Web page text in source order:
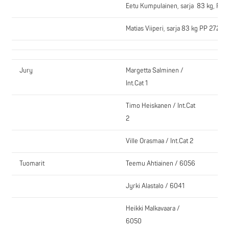
Eetu Kumpulainen, sarja 83 kg, PP
Matias Viiperi, sarja 83 kg PP 272,5
Jury
Margetta Salminen /
Int.Cat 1
Timo Heiskanen / Int.Cat
2
Ville Orasmaa / Int.Cat 2
Tuomarit Teemu Ahtiainen / 6056
Jyrki Alastalo / 6041
Heikki Malkavaara /
6050